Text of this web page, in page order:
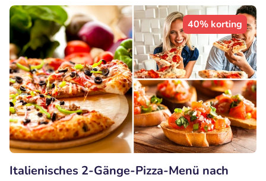
40% korting
Italienisches 2-Gänge-Pizza-Menü nach